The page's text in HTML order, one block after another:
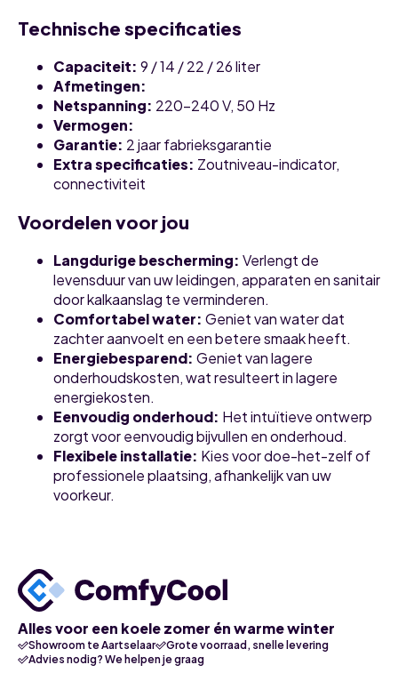
Technische specificaties
Capaciteit: 9 / 14 / 22 / 26 liter
Afmetingen:
Netspanning: 220-240 V, 50 Hz
Vermogen:
Garantie: 2 jaar fabrieksgarantie
Extra specificaties: Zoutniveau-indicator,
connectiviteit
Voordelen voor jou
Langdurige bescherming: Verlengt de
levensduur van uw leidingen, apparaten en sanitair
door kalkaanslag te verminderen.
Comfortabel water: Geniet van water dat
zachter aanvoelt en een betere smaak heeft.
Energiebesparend: Geniet van lagere
onderhoudskosten, wat resulteert in lagere
energiekosten.
Eenvoudig onderhoud: Het intuïtieve ontwerp
zorgt voor eenvoudig bijvullen en onderhoud.
Flexibele installatie: Kies voor doe-het-zelf of
professionele plaatsing, afhankelijk van uw
voorkeur.
Alles voor een koele zomer én warme winter
Showroom te Aartselaar
Grote voorraad, snelle levering
Advies nodig? We helpen je graag